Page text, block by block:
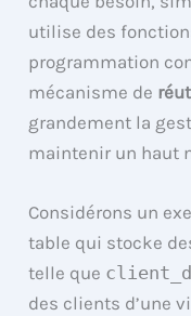
utilise des
programmation
mécanisme de
grandement la
maintenir un haut
Considérons un
table qui stocke
telle que
des clients d’une